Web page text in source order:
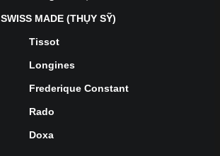
SWISS MADE (THỤY SỸ)
Tissot
Longines
Frederique Constant
Rado
Doxa